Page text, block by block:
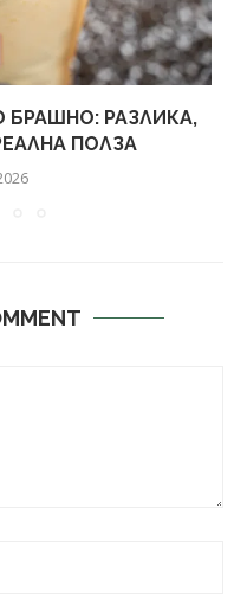
БРАШНО: РАЗЛИКА,
ПОЛЗА